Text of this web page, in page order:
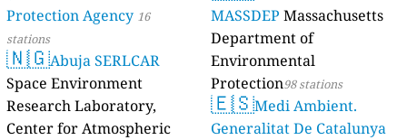
Protection Agency 16
stations
🇳🇬Abuja SERLCAR
Space Environment
Research Laboratory,
Center for Atmospheric
MASSDEP Massachusetts
Department of
Environmental
Protection98 stations
🇪🇸Medi Ambient.
Generalitat De Catalunya